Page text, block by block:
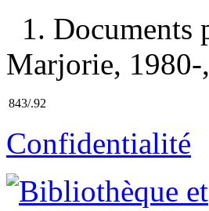
1. Documents
Marjorie,
843/.92
Confidentialité